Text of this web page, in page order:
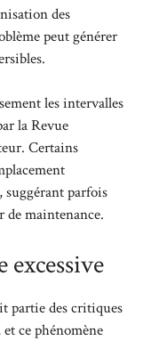
des
peut générer
les intervalles
la Revue
Certains
suggérant parfois
maintenance.
excessive
partie des critiques
ce phénomène